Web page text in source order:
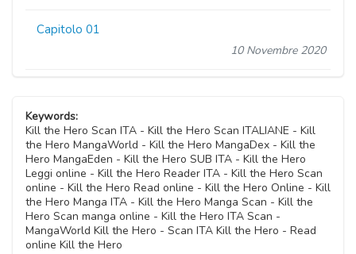
Capitolo 01
10 Novembre 2020
Keywords:
Kill the Hero Scan ITA - Kill the Hero Scan ITALIANE - Kill
the Hero MangaWorld - Kill the Hero MangaDex - Kill the
Hero MangaEden - Kill the Hero SUB ITA - Kill the Hero
Leggi online - Kill the Hero Reader ITA - Kill the Hero Scan
online - Kill the Hero Read online - Kill the Hero Online - Kill
the Hero Manga ITA - Kill the Hero Manga Scan - Kill the
Hero Scan manga online - Kill the Hero ITA Scan -
MangaWorld Kill the Hero - Scan ITA Kill the Hero - Read
online Kill the Hero